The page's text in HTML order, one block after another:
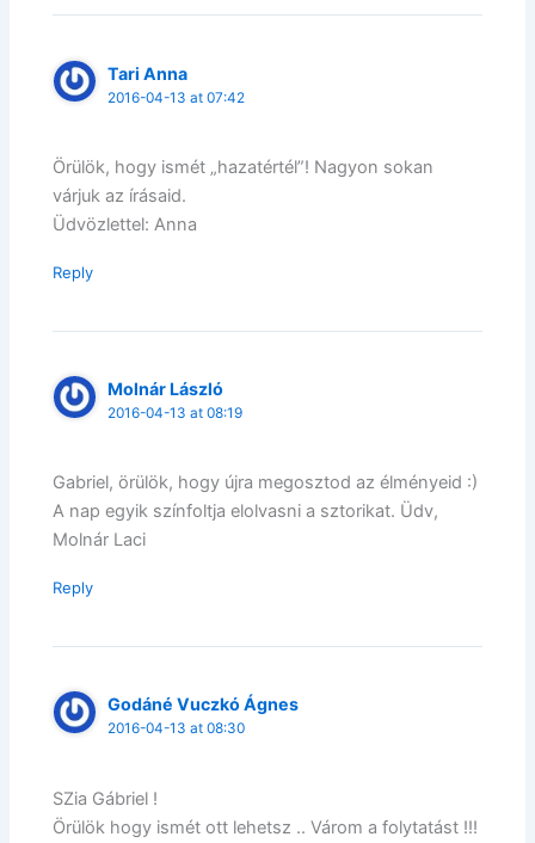
Tari Anna
2016-04-13 at 07:42
Örülök, hogy ismét „hazatértél”! Nagyon sokan
várjuk az írásaid.
Üdvözlettel: Anna
Reply
Molnár László
2016-04-13 at 08:19
Gabriel, örülök, hogy újra megosztod az élményeid :)
A nap egyik színfoltja elolvasni a sztorikat. Üdv,
Molnár Laci
Reply
Godáné Vuczkó Ágnes
2016-04-13 at 08:30
SZia Gábriel !
Örülök hogy ismét ott lehetsz .. Várom a folytatást !!!